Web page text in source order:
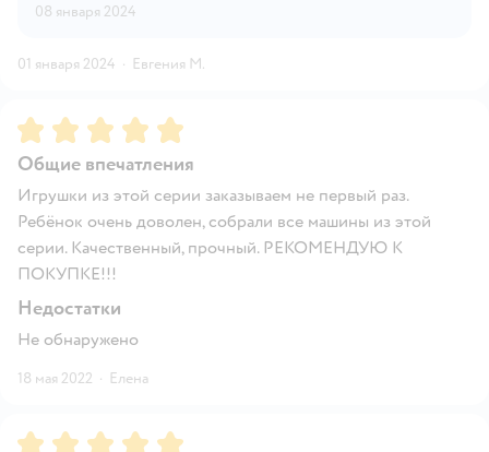
08 января 2024
01 января 2024 · Евгения М.
Рейтинг:5
Общие впечатления
Игрушки из этой серии заказываем не первый раз.
Ребёнок очень доволен, собрали все машины из этой
серии. Качественный, прочный. РЕКОМЕНДУЮ К
ПОКУПКЕ!!!
Недостатки
Не обнаружено
18 мая 2022 · Елена
Рейтинг:5